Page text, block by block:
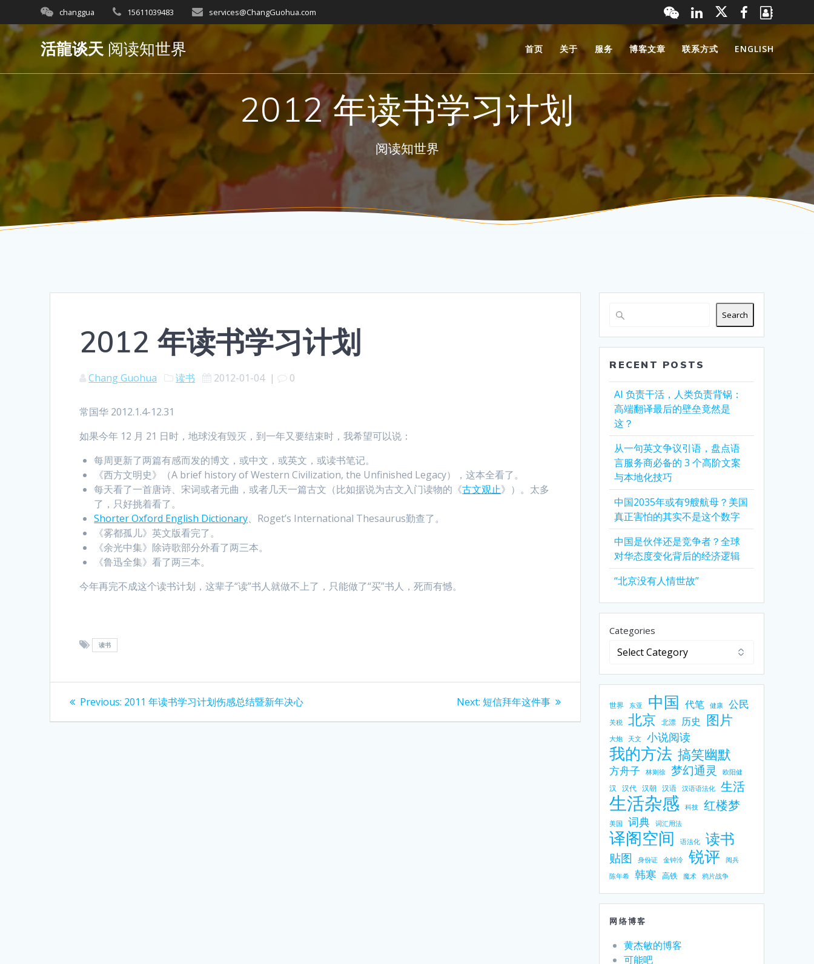
to
content
changgua 15611039483 services@ChangGuohua.com
活龍谈天阅读知世界 首页 关于 服务 博客文章 联系方式 ENGLISH
2012 年读书学习计划
阅读知世界
2012 年读书学习计划
Chang Guohua 读书 2012-01-04| 0
常国华 2012.1.4-12.31
如果今年 12 月 21 日时，地球没有毁灭，到一年又要结束时，我希望可以说：
每周更新了两篇有感而发的博文，或中文，或英文，或读书笔记。
《西方文明史》（A brief history of Western Civilization, the Unfinished Legacy），这本全看了。
每天看了一首唐诗、宋词或者元曲，或者几天一篇古文（比如据说为古文入门读物的《古文观止》）。太多
了，只好挑着看了。
Shorter Oxford English Dictionary、Roget’s International Thesaurus勤查了。
《雾都孤儿》英文版看完了。
《余光中集》除诗歌部分外看了两三本。
《鲁迅全集》看了两三本。
今年再完不成这个读书计划，这辈子“读”书人就做不上了，只能做了“买”书人，死而有憾。
读书
Post
navigation
Previous: Previous
2011 年读书学习计划伤感总结暨新年决心 Next: Next
短信拜年这件事
Search
RECENT POSTS
AI 负责干活，人类负责背锅：
高端翻译最后的壁垒竟然是
这？
从一句英文争议引语，盘点语
言服务商必备的 3 个高阶文案
与本地化技巧
中国2035年或有9艘航母？美国
真正害怕的其实不是这个数字
中国是伙伴还是竞争者？全球
对华态度变化背后的经济逻辑
“北京没有人情世故”
Categories
世界 东亚 中国 代笔 健康 公民
关税 北京 北漂 历史 图片
大炮 天文 小说阅读
我的方法 搞笑幽默
方舟子 林则徐 梦幻通灵 欧阳健
汉 汉代 汉朝 汉语 汉语语法化 生活
生活杂感 科技 红楼梦
美国 词典 词汇用法
译阁空间 语法化 读书
贴图 身份证 金钟泠 锐评
阅兵
陈年希
韩寒 高铁 魔术 鸦片战争
网络博客
黄杰敏的博客
可能吧